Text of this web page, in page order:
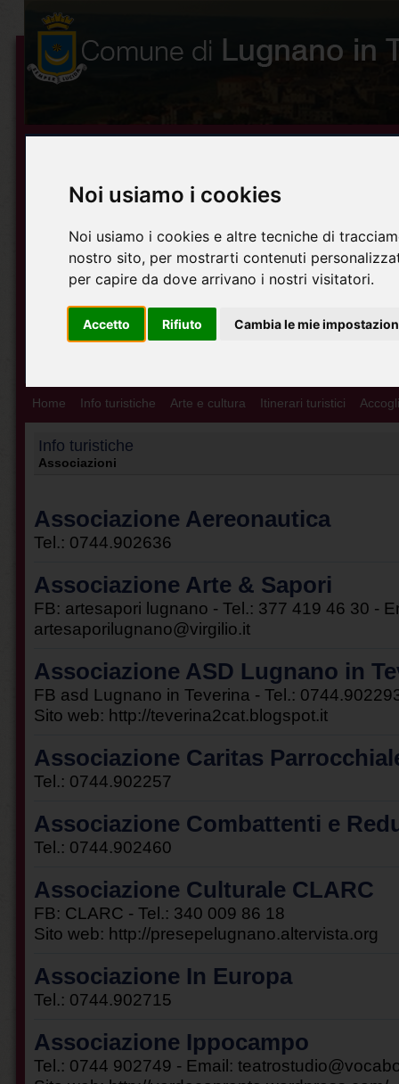
Noi usiamo i cookies
Noi usiamo i cookies e altre tecniche di
nostro sito, per mostrarti contenuti
per capire da dove arrivano i nostri visitatori.
Accetto Rifiuto Cambia le mie
Home Info turistiche Arte e cultura Itinerari turistici
Info turistiche
Associazioni
Associazione Aereonautica
Tel.: 0744.902636
Associazione Arte & Sapori
FB: artesapori lugnano - Tel.: 377 419 46 30 -
artesaporilugnano@virgilio.it
Associazione ASD Lugnano in
FB asd Lugnano in Teverina - Tel.:
Sito web: http://teverina2cat.blogspot.it
Associazione Caritas
Tel.: 0744.902257
Associazione Combattenti e
Tel.: 0744.902460
Associazione Culturale CLARC
FB: CLARC - Tel.: 340 009 86 18
Sito web: http://presepelugnano.altervista.org
Associazione In Europa
Tel.: 0744.902715
Associazione Ippocampo
Tel.: 0744 902749 - Email: